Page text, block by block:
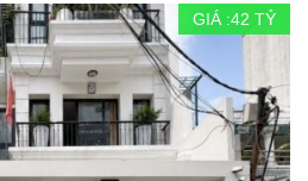
GIÁ :42 TỶ